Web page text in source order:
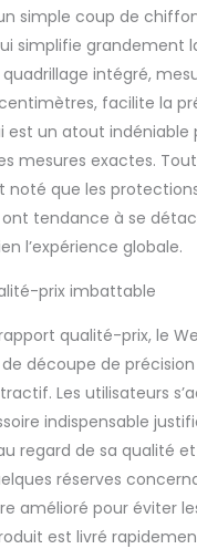
simple coup de
simplifie grandement
quadrillage intégré,
facilite la
est un atout indéniable
mesures exactes.
noté que les
tendance à se
l’expérience globale.
prix imbattable
qualité-prix, le
découpe de
Les utilisateurs
indispensable
regard de sa qualité
réserves
amélioré pour éviter
est livré